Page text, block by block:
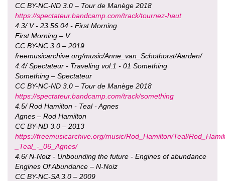
CC BY-NC-ND 3.0 – Tour de Manège 2018
https://spectateur.bandcamp.com/track/tournez-haut
4.3/ V - 23.56.04 - First Morning
First Morning – V
CC BY-NC 3.0 – 2019
freemusicarchive.org/music/Anne_van_Schothorst/Aarden/
4.4/ Spectateur - Traveling vol.1 - 01 Something
Something – Spectateur
CC BY-NC-ND 3.0 – Tour de Manège 2018
https://spectateur.bandcamp.com/track/something
4.5/ Rod Hamilton - Teal - Agnes
Agnes – Rod Hamilton
CC BY-ND 3.0 – 2013
https://freemusicarchive.org/music/Rod_Hamilton/Teal/
_Teal_-_06_Agnes/
4.6/ N-Noiz - Unbounding the future - Engines of abundance
Engines Of Abundance – N-Noiz
CC BY-NC-SA 3.0 – 2009